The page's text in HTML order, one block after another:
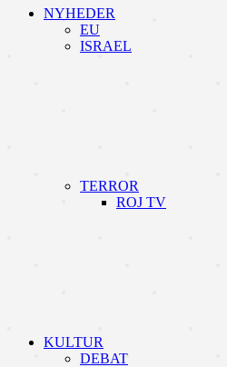
NYHEDER
EU
ISRAEL
TERROR
ROJ TV
KULTUR
DEBAT